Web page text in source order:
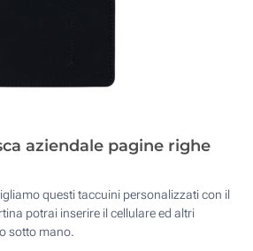
aziendale pagine righe
questi taccuini personalizzati con il
potrai inserire il cellulare ed altri
sotto mano.